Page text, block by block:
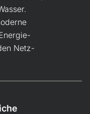
Netz-